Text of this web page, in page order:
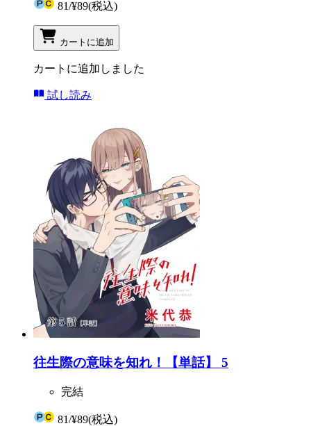
81/¥89(税込)
カートに追加
カートに追加しました
試し読み
往生際の意味を知れ！【単話】 5
完結
81/¥89(税込)